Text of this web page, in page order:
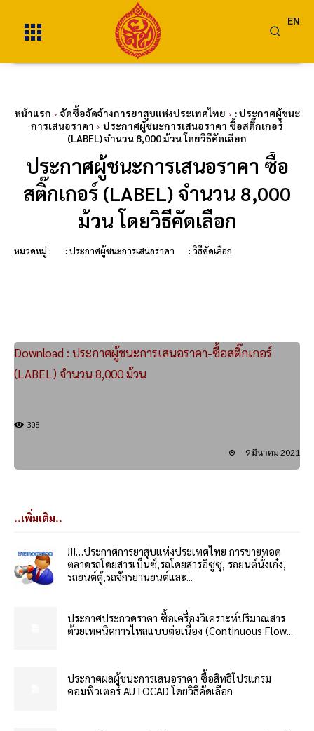
EN
หน้าแรก จัดซื้อจัดจ้างการยาสูบแห่งประเทศไทย
: ประกาศผู้ชนะ
การเสนอราคา
ประกาศผู้ชนะการเสนอราคา ซื้อสติ๊กเกอร์
(LABEL) จำนวน 8,000 ม้วน โดยวิธีคัดเลือก
ประกาศผู้ชนะการเสนอราคา ซื้อ
สติ๊กเกอร์ (LABEL) จำนวน 8,000
ม้วน โดยวิธีคัดเลือก
หมวดหมู่ : : ประกาศผู้ชนะการเสนอราคา : วิธีคัดเลือก
Download : ประกาศผู้ชนะการเสนอราคา-ซื้อสติ๊กเกอร์
(LABEL) จำนวน 8,000 ม้วน
308
9 มีนาคม 2021
..เพิ่มเติม..
!!!…ประกาศการยาสูบแห่งประเทศไทย การขายทอด
ตลาดรถโดยสารเบ็นซ์,รถโดยสารอีซูซุ, รถยนต์นั่งเก๋ง,
รถยนต์ตู้,รถจักรยานยนต์และ...
ประกาศประกวดราคา ซื้อเครื่องวิเคราะห์ปริมาณสาร
ด้วยเทคนิคการไหลแบบต่อเนื่อง (Continuous Flow...
ประกาศผลผู้ชนะการเสนอราคา ซื้อสิทธิโปรแกรม
คอมพิวเตอร์ AUTOCAD โดยวิธีคัดเลือก